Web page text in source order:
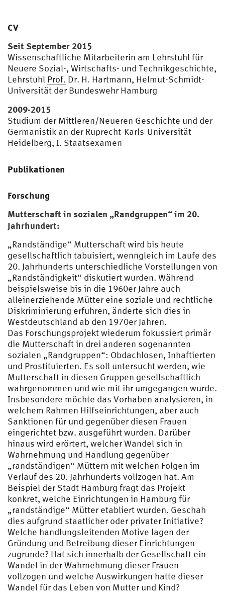
CV
Seit September 2015
Wissenschaftliche Mitarbeiterin am Lehrstuhl für
Neuere Sozial-, Wirtschafts- und Technikgeschichte,
Lehrstuhl Prof. Dr. H. Hartmann, Helmut-Schmidt-
Universität der Bundeswehr Hamburg
2009-2015
Studium der Mittleren/Neueren Geschichte und der
Germanistik an der Ruprecht-Karls-Universität
Heidelberg, I. Staatsexamen
Publikationen
Forschung
Mutterschaft in sozialen „Randgruppen“ im 20.
Jahrhundert:
„Randständige“ Mutterschaft wird bis heute
gesellschaftlich tabuisiert, wenngleich im Laufe des
20. Jahrhunderts unterschiedliche Vorstellungen von
„Randständigkeit“ diskutiert wurden. Während
beispielsweise bis in die 1960er Jahre auch
alleinerziehende Mütter eine soziale und rechtliche
Diskriminierung erfuhren, änderte sich dies in
Westdeutschland ab den 1970er Jahren.
Das Forschungsprojekt wiederum fokussiert primär
die Mutterschaft in drei anderen sogenannten
sozialen „Randgruppen“: Obdachlosen, Inhaftierten
und Prostituierten. Es soll untersucht werden, wie
Mutterschaft in diesen Gruppen gesellschaftlich
wahrgenommen und wie mit ihr umgegangen wurde.
Insbesondere möchte das Vorhaben analysieren, in
welchem Rahmen Hilfseinrichtungen, aber auch
Sanktionen für und gegenüber diesen Frauen
eingerichtet bzw. ausgeführt wurden. Darüber
hinaus wird erörtert, welcher Wandel sich in
Wahrnehmung und Handlung gegenüber
„randständigen“ Müttern mit welchen Folgen im
Verlauf des 20. Jahrhunderts vollzogen hat. Am
Beispiel der Stadt Hamburg fragt das Projekt
konkret, welche Einrichtungen in Hamburg für
„randständige“ Mütter etabliert wurden. Geschah
dies aufgrund staatlicher oder privater Initiative?
Welche handlungsleitenden Motive lagen der
Gründung und Betreibung dieser Einrichtungen
zugrunde? Hat sich innerhalb der Gesellschaft ein
Wandel in der Wahrnehmung dieser Frauen
vollzogen und welche Auswirkungen hatte dieser
Wandel für das Leben von Mutter und Kind?